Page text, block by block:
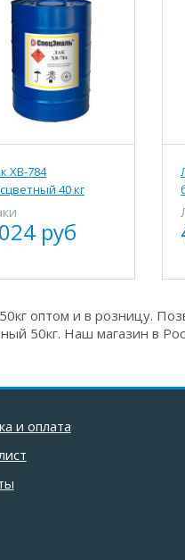
ХВ-784
40 кг
руб
оптом и в розницу.
50кг. Наш магазин в
и оплата